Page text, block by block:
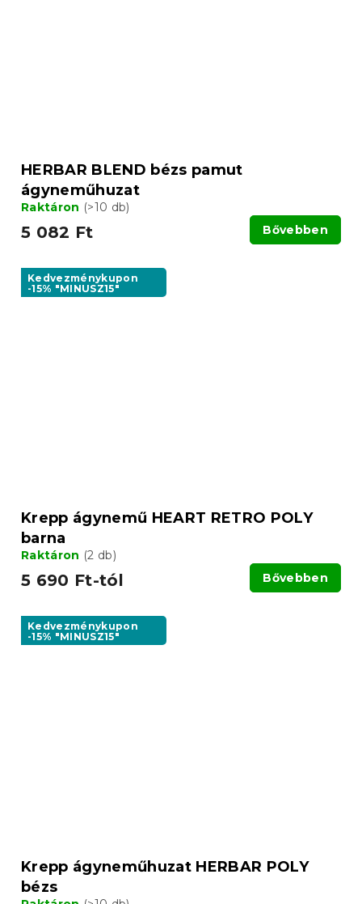
HERBAR BLEND bézs pamut
ágyneműhuzat
Raktáron (>10 db)
5 082 Ft Bővebben
Kedvezménykupon
-15% "MINUSZ15"
Krepp ágynemű HEART RETRO POLY
barna
Raktáron (2 db)
5 690 Ft-tól Bővebben
Kedvezménykupon
-15% "MINUSZ15"
Krepp ágyneműhuzat HERBAR POLY
bézs